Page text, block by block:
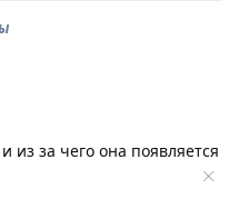
из за чего она появляется